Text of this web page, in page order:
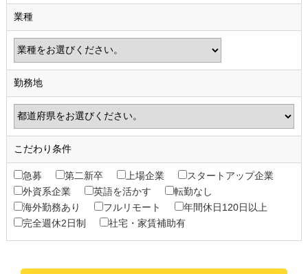
業種
勤務地
こだわり条件
急募 第二新卒 上場企業
スタートアップ企業
外資系企業
英語を活かす
転勤なし
海外勤務あり
フルリモート
年間休日120日以上
完全週休2日制
社宅・家賃補助有